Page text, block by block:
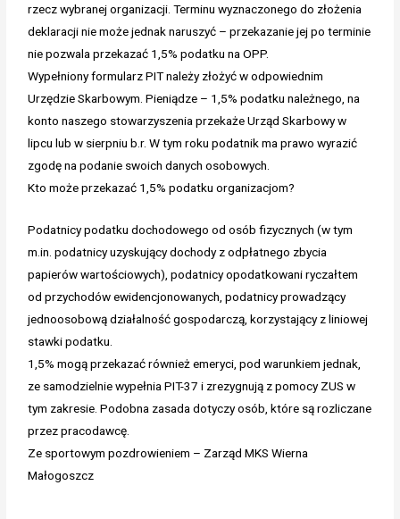
rzecz wybranej organizacji. Terminu wyznaczonego do złożenia
deklaracji nie może jednak naruszyć – przekazanie jej po terminie
nie pozwala przekazać 1,5% podatku na OPP.
Wypełniony formularz PIT należy złożyć w odpowiednim
Urzędzie Skarbowym. Pieniądze – 1,5% podatku należnego, na
konto naszego stowarzyszenia przekaże Urząd Skarbowy w
lipcu lub w sierpniu b.r. W tym roku podatnik ma prawo wyrazić
zgodę na podanie swoich danych osobowych.
Kto może przekazać 1,5% podatku organizacjom?
Podatnicy podatku dochodowego od osób fizycznych (w tym
m.in. podatnicy uzyskujący dochody z odpłatnego zbycia
papierów wartościowych), podatnicy opodatkowani ryczałtem
od przychodów ewidencjonowanych, podatnicy prowadzący
jednoosobową działalność gospodarczą, korzystający z liniowej
stawki podatku.
1,5% mogą przekazać również emeryci, pod warunkiem jednak,
ze samodzielnie wypełnia PIT-37 i zrezygnują z pomocy ZUS w
tym zakresie. Podobna zasada dotyczy osób, które są rozliczane
przez pracodawcę.
Ze sportowym pozdrowieniem – Zarząd MKS Wierna
Małogoszcz